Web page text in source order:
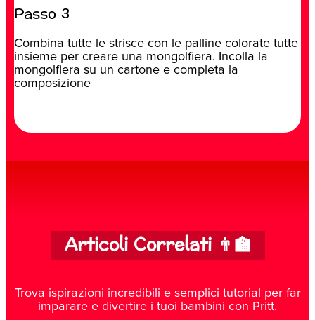
Passo 3
Combina tutte le strisce con le palline colorate tutte
insieme per creare una mongolfiera. Incolla la
mongolfiera su un cartone e completa la
composizione
Articoli Correlati 👨‍🏫
Trova ispirazioni incredibili e semplici tutorial per far
imparare e divertire i tuoi bambini con Pritt.